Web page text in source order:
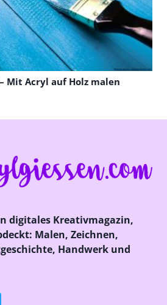
Mit Acryl auf Holz malen
digitales Kreativmagazin,
Malen, Zeichnen,
Handwerk und